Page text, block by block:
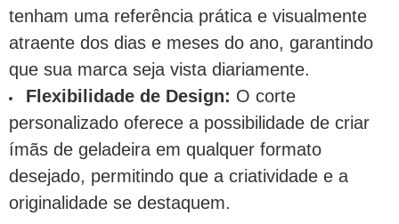
tenham uma referência prática e visualmente
atraente dos dias e meses do ano, garantindo
que sua marca seja vista diariamente.
Flexibilidade de Design: O corte
personalizado oferece a possibilidade de criar
ímãs de geladeira em qualquer formato
desejado, permitindo que a criatividade e a
originalidade se destaquem.